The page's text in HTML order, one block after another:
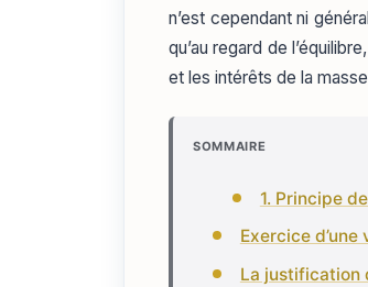
n’est cependant ni
qu’au regard de
et les intérêts de la
SOMMAIRE
1. Principe
Exercice
La justification